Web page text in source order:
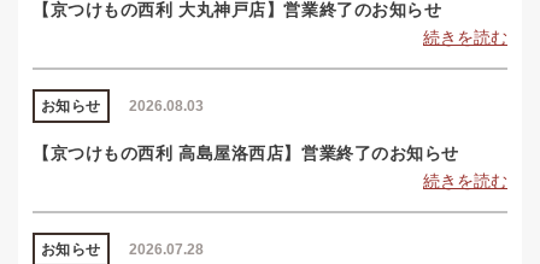
【京つけもの西利 大丸神戸店】営業終了のお知らせ
続きを読む
2026.08.03
お知らせ
【京つけもの西利 高島屋洛西店】営業終了のお知らせ
続きを読む
2026.07.28
お知らせ